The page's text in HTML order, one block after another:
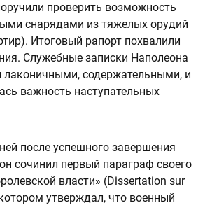
проверить возможность
снарядами из тяжелых орудий
Итоговый рапорт похвалили
Служебные записки Наполеона
лаконичными, содержательными, и
важность наступательных
после успешного завершения
сочинил первый параграф своего
власти» (Dissertation sur
утверждал, что военный